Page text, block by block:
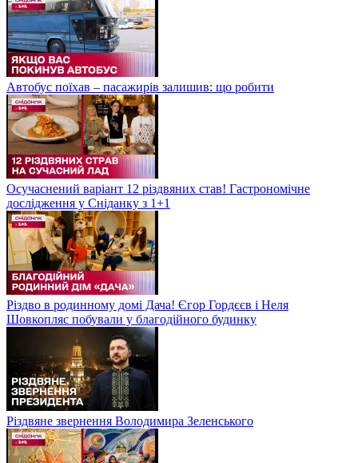
Автобус поїхав – пасажирів залишив: що робити
Осучаснений варіант 12 різдвяних став! Гастрономічне
дослідження у Сніданку з 1+1
Різдво в родинному домі Дача! Єгор Гордєєв і Неля
Шовкопляс побували у благодійного будинку
Різдвяне звернення Володимира Зеленського